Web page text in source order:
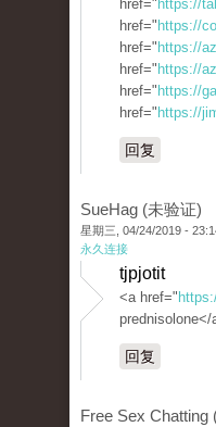
href=" https://
href=" https://
href=" https://
href=" https://
href=" https://
href=" https://
回复
SueHag (未验证)
星期三, 04/24/2019 -
永久连接
tjpjotit
<a href="
prednisolone</
回复
Free Sex Chatting